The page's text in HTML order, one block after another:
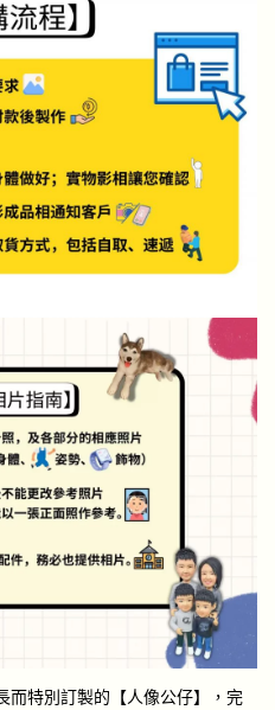
而特別訂製的【人像公仔】，完